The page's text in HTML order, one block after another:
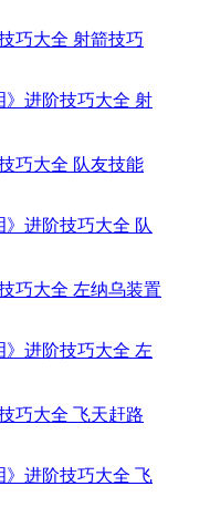
巧大全 射箭技巧
巧大全 队友技能
巧大全 左纳乌装置
巧大全 飞天赶路